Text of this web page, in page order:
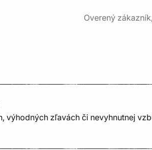
Overený
výhodných zľavách či nevyhnutnej